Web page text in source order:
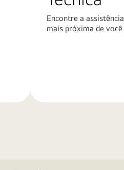
Encontre a assistência
mais próxima de você